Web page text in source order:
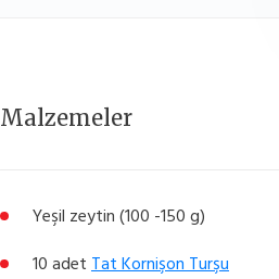
Malzemeler
Yeşil zeytin (100 -150 g)
10 adetTat Kornişon Turşu